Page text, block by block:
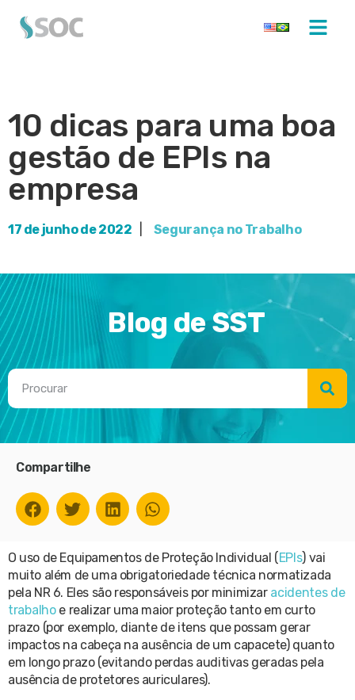
10 dicas para uma boa
gestão de EPIs na
empresa
17 de junho de 2022 Segurança no Trabalho
Blog de SST
Compartilhe
O uso de Equipamentos de Proteção Individual ( EPIs) vai
muito além de uma obrigatoriedade técnica normatizada
pela NR 6. Eles são responsáveis por minimizar acidentes de
trabalho e realizar uma maior proteção tanto em curto
prazo (por exemplo, diante de itens que possam gerar
impactos na cabeça na ausência de um capacete) quanto
em longo prazo (evitando perdas auditivas geradas pela
ausência de protetores auriculares).